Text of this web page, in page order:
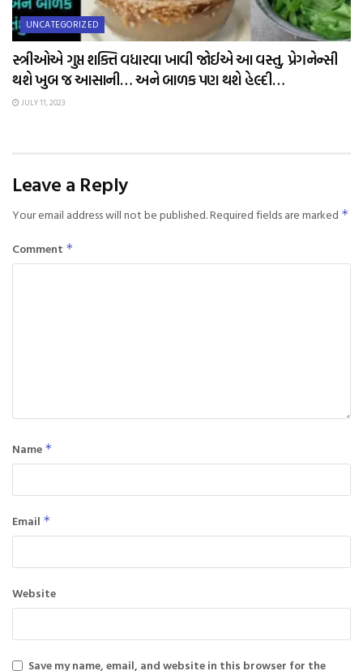
UNCATEGORIZED
સ્ત્રીઓએ ગુપ્ત શક્તિ વધારવા ખાવી જોઈએ આ વસ્તુ, પ્રેગનેન્સી
થશે ખુબ જ આસાની… અને બાળક પણ થશે હેલ્દી…
JULY 11, 2023
Leave a Reply
Your email address will not be published.Required fields are marked *
Comment *
Name *
Email *
Website
Save my name, email, and website in this browser for the